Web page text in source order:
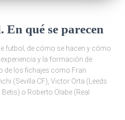
qué se parecen
futbol; de cómo se hacen y cómo
y la formación de
de los fichajes como Fran
(Sevilla CF), Victor Orta (Leeds
o Roberto Olabe (Real